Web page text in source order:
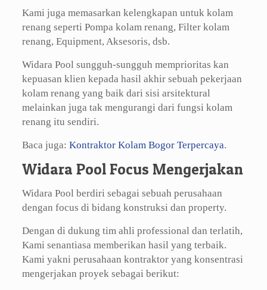
Kami juga memasarkan kelengkapan untuk kolam
renang seperti Pompa kolam renang, Filter kolam
renang, Equipment, Aksesoris, dsb.
Widara Pool sungguh-sungguh memprioritas kan
kepuasan klien kepada hasil akhir sebuah pekerjaan
kolam renang yang baik dari sisi arsitektural
melainkan juga tak mengurangi dari fungsi kolam
renang itu sendiri.
Baca juga: Kontraktor Kolam Bogor Terpercaya.
Widara Pool Focus Mengerjakan
Widara Pool berdiri sebagai sebuah perusahaan
dengan focus di bidang konstruksi dan property.
Dengan di dukung tim ahli professional dan terlatih,
Kami senantiasa memberikan hasil yang terbaik.
Kami yakni perusahaan kontraktor yang konsentrasi
mengerjakan proyek sebagai berikut: